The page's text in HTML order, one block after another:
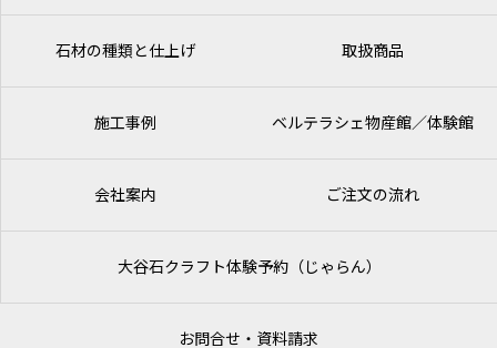
石材の種類と仕上げ 取扱商品
施工事例 ベルテラシェ物産館／体験館
会社案内 ご注文の流れ
大谷石クラフト体験予約（じゃらん）
お問合せ・資料請求